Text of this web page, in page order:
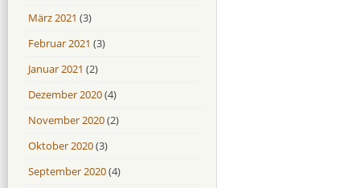
März 2021 (3)
Februar 2021 (3)
Januar 2021 (2)
Dezember 2020(4)
November 2020(2)
Oktober 2020(3)
September 2020(4)